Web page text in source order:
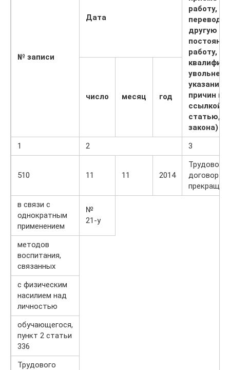
№ записи
Дата
работу,
переводе
другую
работу,
указанием
причин и
ссылкой
статью,
закона)
число месяц год
1 2 3
510 11 11 2014
Трудовой
договор
прекращен
в связи с
однократным
применением
№
21‑у
методов
воспитания,
связанных
с физическим
насилием над
личностью
обучающегося,
пункт 2 статьи
336
Трудового